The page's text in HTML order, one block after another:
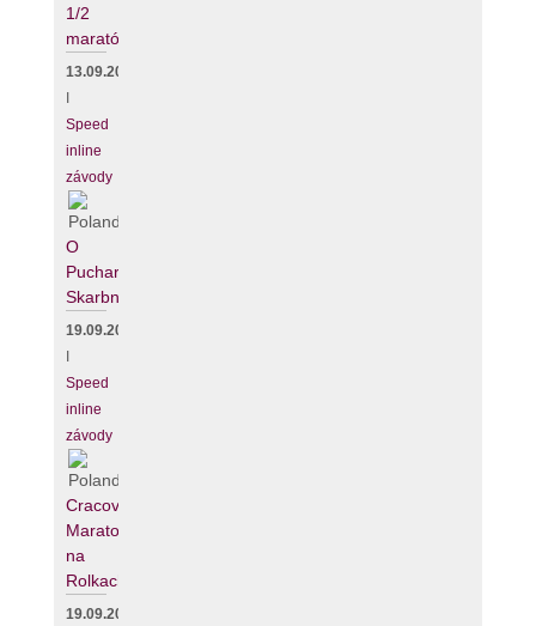
1/2
maratónu
13.09.2026
Speed
inline
závody
O
Puchar
Skarbnika
19.09.2026
Speed
inline
závody
Cracovia
Maraton
na
Rolkach
19.09.2026